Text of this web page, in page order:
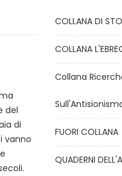
del
di
vanno
COLLANA DI
COLLANA
Collana
FUORI COLLANA
QUADERNI